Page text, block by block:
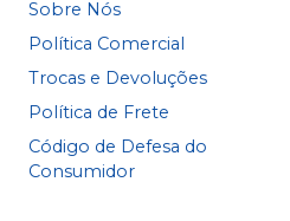
Sobre Nós
Política Comercial
Trocas e Devoluções
Política de Frete
Código de Defesa do
Consumidor